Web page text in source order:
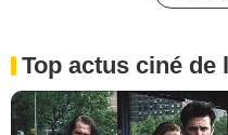
Top actus ciné de